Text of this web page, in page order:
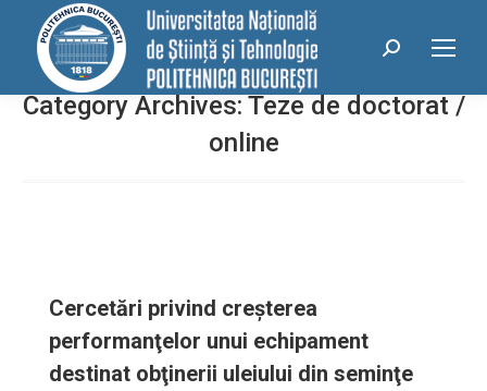
conținut
Search:
Category Archives: Teze de doctorat /
online
Cercetări privind creşterea
performanţelor unui echipament
destinat obţinerii uleiului din seminţe